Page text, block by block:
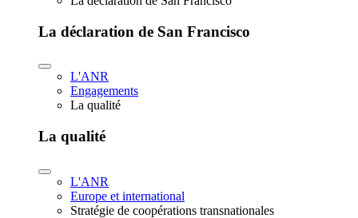
La déclaration de San Francisco
L'ANR
Engagements
La qualité
La qualité
L'ANR
Europe et international
Stratégie de coopérations transnationales